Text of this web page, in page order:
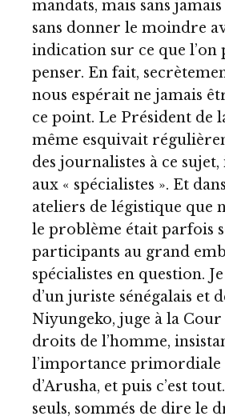
mandats, mais sans
sans donner le moindre
indication sur ce que
penser. En fait,
nous espérait ne jamais
ce point. Le Président de
même esquivait
des journalistes à ce
aux « spécialistes ». Et
ateliers de légistique que
le problème était parfois
participants au grand
spécialistes en question.
d’un juriste sénégalais et
Niyungeko, juge à la
droits de l’homme,
l’importance primordiale
d’Arusha, et puis c’est
seuls, sommés de dire le